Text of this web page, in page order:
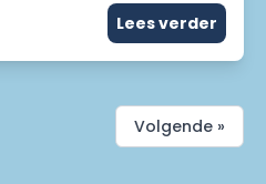
Lees verder
Volgende »